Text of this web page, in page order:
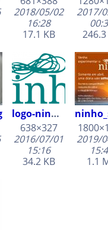
2018/05/02
16:28
17.1 KB
2017/
246.3
logo-ninho.png
638×327
2016/07/01
15:16
34.2 KB
2019/
1.1